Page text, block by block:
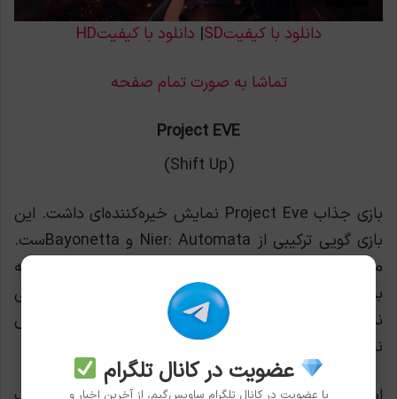
دانلود با کیفیتSD | دانلود با کیفیتHD
تماشا به صورت تمام صفحه
Project EVE
(Shift Up)
بازی جذاب Project Eve نمایش خیره‌کننده‌ای داشت. این
بازی گویی ترکیبی از Nier: Automata و Bayonettaست.
مبارزات و محیط‌های این بازی فوق‌العاده می‌باشند. با توجه
به این‌که Bayonetta 3 هنوز حتی تاریخ عرضه‌ی مشخصی
ندارد و نمایشی از آن به جز آن تیزر قدیمی در دسترس
نیست، Project Eve می‌تواند این خلأ را پر کند.
عضویت در کانال تلگرام
با عضویت در کانال تلگرام ساویس‌گیم، از آخرین اخبار و